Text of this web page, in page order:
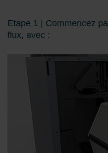
Etape 1 | Commencez
flux, avec :